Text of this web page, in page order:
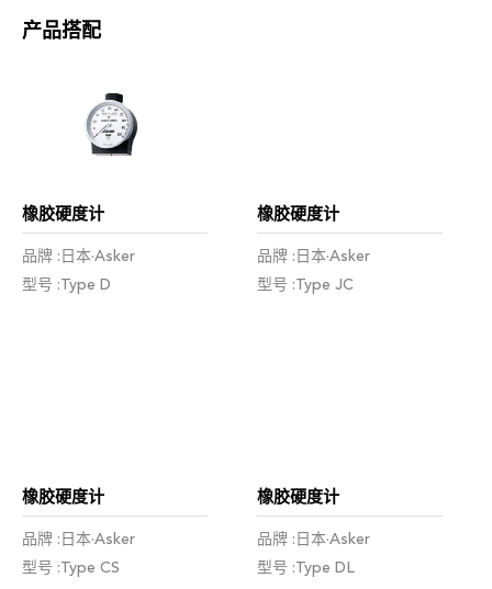
产品搭配
橡胶硬度计
品牌 :日本·Asker
型号 :Type D
橡胶硬度计
品牌 :日本·Asker
型号 :Type JC
橡胶硬度计
品牌 :日本·Asker
型号 :Type CS
橡胶硬度计
品牌 :日本·Asker
型号 :Type DL